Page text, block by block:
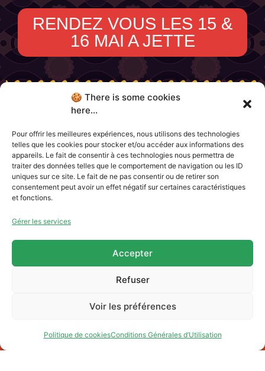
🍪 There is some cookies
here...
Pour offrir les meilleures expériences, nous utilisons des technologies
telles que les cookies pour stocker et/ou accéder aux informations des
appareils. Le fait de consentir à ces technologies nous permettra de
traiter des données telles que le comportement de navigation ou les ID
uniques sur ce site. Le fait de ne pas consentir ou de retirer son
consentement peut avoir un effet négatif sur certaines caractéristiques
et fonctions.
Gérer les services
Accepter
Refuser
Voir les préférences
Politique de cookiesConditions Générales d’Utilisation
RENDEZ VOUS LES 15 &
16 MAI A JETTE
✨ THANK YOU SO MUCH
FOR THIS AMAZING 13th
Jam'in Jette ☀️
J’accepte
Charte Jam’in Jette